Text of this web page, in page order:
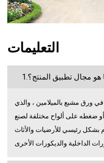
التعليمات
هو مجال تطبيق المنتج؟
في ورق مشبع بالميلامين ، والذي
ضغطه على ألواح مختلفة لصنع
بشكل رئيسي للأرضيات والأثاث
الداخلية والديكورات الأخرى